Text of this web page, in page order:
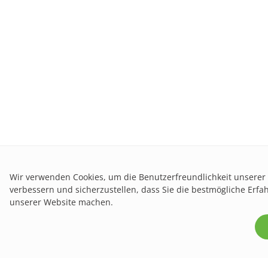
Wir verwenden Cookies, um die Benutzerfreundlichkeit unserer
verbessern und sicherzustellen, dass Sie die bestmögliche
unserer Website machen.